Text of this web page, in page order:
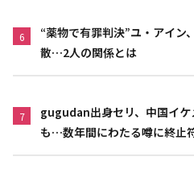
6
“薬物で有罪判決”ユ・アイン
散…2人の関係とは
7
gugudan出身セリ、中国イ
も…数年間にわたる噂に終止